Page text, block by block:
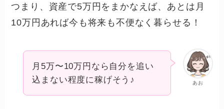
つまり、資産で5万円をまかなえば、あとは月
10万円あれば今も将来も不便なく暮らせる！
あお
月5万〜10万円なら自分を追い
込まない程度に稼げそう♪